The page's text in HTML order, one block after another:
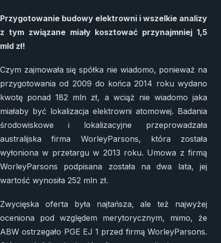
Przygotowanie budowy elektrowni i wszelkie analizy
z tym związane miały kosztować przynajmniej 1,5
mld zł!
Czym zajmowała się spółka nie wiadomo, ponieważ na
przygotowania od 2009 do końca 2014 roku wydano
kwotę ponad 182 mln zł, a wciąż nie wiadomo jaka
miałaby być lokalizacja elektrowni atomowej. Badania
środowiskowe i lokalizacyjne przeprowadzała
australijska firma WorleyParsons, która została
wyłoniona w przetargu w 2013 roku. Umowa z firmą
WorleyParsons podpisana została na dwa lata, jej
wartość wynosiła 252 mln zł.
Zwycięska oferta była najtańsza, ale też najwyżej
oceniona pod względem merytorycznym, mimo, że
ABW ostrzegało PGE EJ 1 przed firmą WorleyParsons.